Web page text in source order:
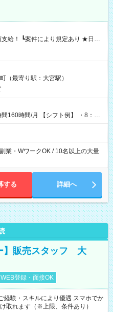
たその日に現金GET♪ お仕事後はコ
ます！ 【試用期間】試
（最寄り駅：大宮駅）
シフト例】 ・8：00
業・WワークOK / 10名以上の大量
する 詳細へ
】販売スタッフ 大
WEB登録・面接OK
験・スキルにより優遇 スマホでか
取れます（※上限、条件あり）